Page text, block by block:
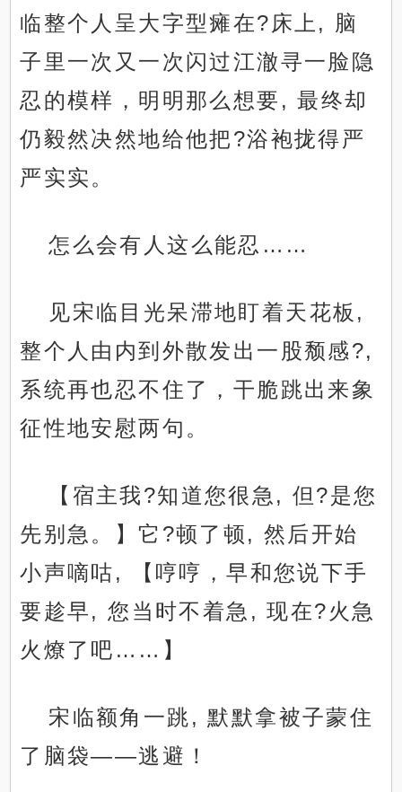
临整个人呈大字型瘫在?床上, 脑
子里一次又一次闪过江澈寻一脸隐
忍的模样，明明那么想要, 最终却
仍毅然决然地给他把?浴袍拢得严
严实实。
怎么会有人这么能忍……
见宋临目光呆滞地盯着天花板,
整个人由内到外散发出一股颓感?,
系统再也忍不住了，干脆跳出来象
征性地安慰两句。
【宿主我?知道您很急, 但?是您
先别急。】它?顿了顿, 然后开始
小声嘀咕, 【哼哼，早和您说下手
要趁早, 您当时不着急, 现在?火急
火燎了吧……】
宋临额角一跳, 默默拿被子蒙住
了脑袋——逃避！